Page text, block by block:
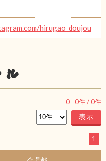
hirugao_doujou
ル
0 - 0件 /0件
1